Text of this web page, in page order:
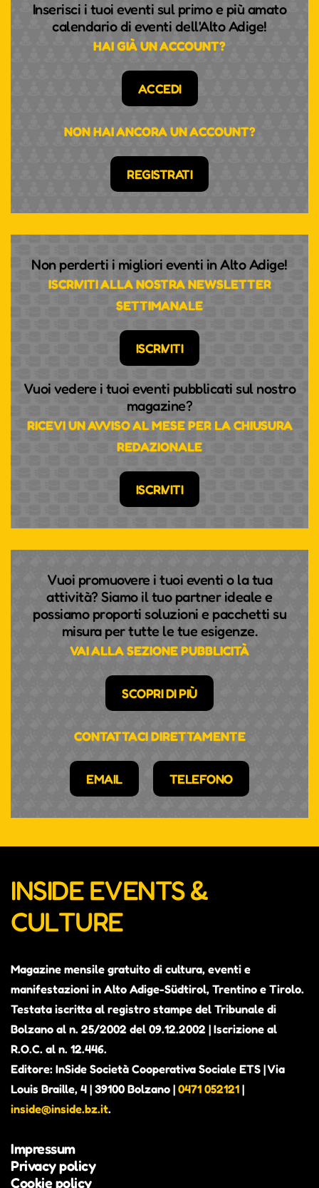
Inserisci i tuoi eventi sul primo e più amato
calendario di eventi dell'Alto Adige!
HAI GIÀ UN ACCOUNT?
ACCEDI
NON HAI ANCORA UN ACCOUNT?
REGISTRATI
Non perderti i migliori eventi in Alto Adige!
ISCRIVITI ALLA NOSTRA NEWSLETTER
SETTIMANALE
ISCRIVITI
Vuoi vedere i tuoi eventi pubblicati sul nostro
magazine?
RICEVI UN AVVISO AL MESE PER LA CHIUSURA
REDAZIONALE
ISCRIVITI
Vuoi promuovere i tuoi eventi o la tua
attività? Siamo il tuo partner ideale e
possiamo proporti soluzioni e pacchetti su
misura per tutte le tue esigenze.
VAI ALLA SEZIONE PUBBLICITÀ
SCOPRI DI PIÙ
CONTATTACI DIRETTAMENTE
EMAIL TELEFONO
INSIDE EVENTS &
CULTURE
Magazine mensile gratuito di cultura, eventi e
manifestazioni in Alto Adige-Südtirol, Trentino e Tirolo.
Testata iscritta al registro stampe del Tribunale di
Bolzano al n. 25/2002 del 09.12.2002 | Iscrizione al
R.O.C. al n. 12.446.
Editore: InSide Società Cooperativa Sociale ETS | Via
Louis Braille, 4 | 39100 Bolzano | 0471 052121 |
inside@inside.bz.it.
Impressum
Privacy policy
Cookie policy